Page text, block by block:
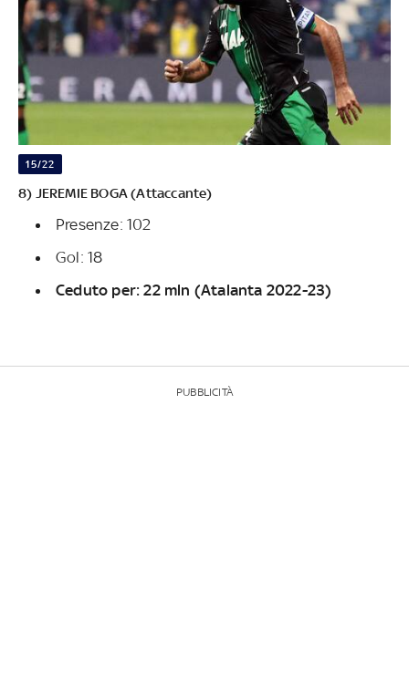
15/22
8) JEREMIE BOGA (Attaccante)
Presenze: 102
Gol: 18
Ceduto per: 22 mln (Atalanta 2022-23)
PUBBLICITÀ